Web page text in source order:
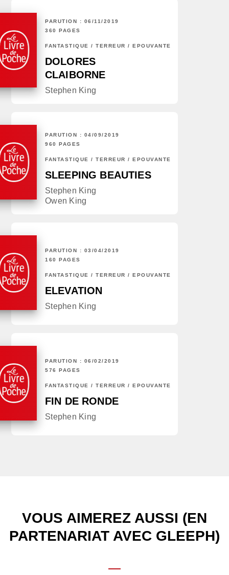
PARUTION : 06/11/2019
360 PAGES
FANTASTIQUE / TERREUR / EPOUVANTE
DOLORES
CLAIBORNE
Stephen King
PARUTION : 04/09/2019
960 PAGES
FANTASTIQUE / TERREUR / EPOUVANTE
SLEEPING BEAUTIES
Stephen King
Owen King
PARUTION : 03/04/2019
160 PAGES
FANTASTIQUE / TERREUR / EPOUVANTE
ELEVATION
Stephen King
PARUTION : 06/02/2019
576 PAGES
FANTASTIQUE / TERREUR / EPOUVANTE
FIN DE RONDE
Stephen King
VOUS AIMEREZ AUSSI (EN
PARTENARIAT AVEC GLEEPH)